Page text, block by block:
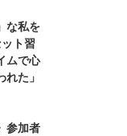
な私を
ト習
ムで心
れた」
参加者